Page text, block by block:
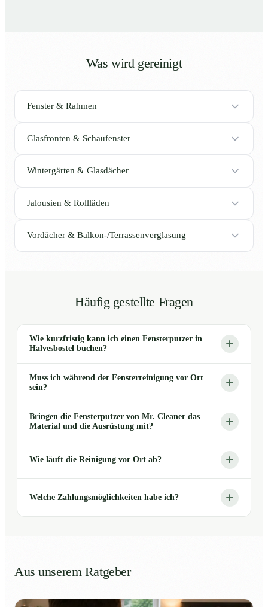
Was wird gereinigt
Fenster & Rahmen
Glasfronten & Schaufenster
Wintergärten & Glasdächer
Jalousien & Rollläden
Vordächer & Balkon-/Terrassenverglasung
Häufig gestellte Fragen
Wie kurzfristig kann ich einen Fensterputzer in
Halvesbostel buchen?
Muss ich während der Fensterreinigung vor Ort
sein?
Bringen die Fensterputzer von Mr. Cleaner das
Material und die Ausrüstung mit?
Wie läuft die Reinigung vor Ort ab?
Welche Zahlungsmöglichkeiten habe ich?
Aus unserem Ratgeber